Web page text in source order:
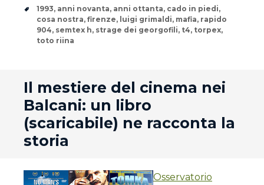
Tags
1993, anni novanta, anni ottanta, cado in piedi,
cosa nostra, firenze, luigi grimaldi, mafia, rapido
904, semtex h, strage dei georgofili, t4, torpex,
toto riina
Il mestiere del cinema nei
Balcani: un libro
(scaricabile) ne racconta la
storia
Osservatorio